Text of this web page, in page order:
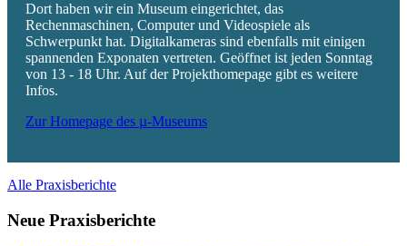
Dort haben wir ein Museum eingerichtet, das
Rechenmaschinen, Computer und Videospiele als
Schwerpunkt hat. Digitalkameras sind ebenfalls mit einigen
spannenden Exponaten vertreten. Geöffnet ist jeden Sonntag
von 13 - 18 Uhr. Auf der Projekthomepage gibt es weitere
Infos.
Zur Homepage des µ-Museums
Alle Praxisberichte
Neue Praxisberichte